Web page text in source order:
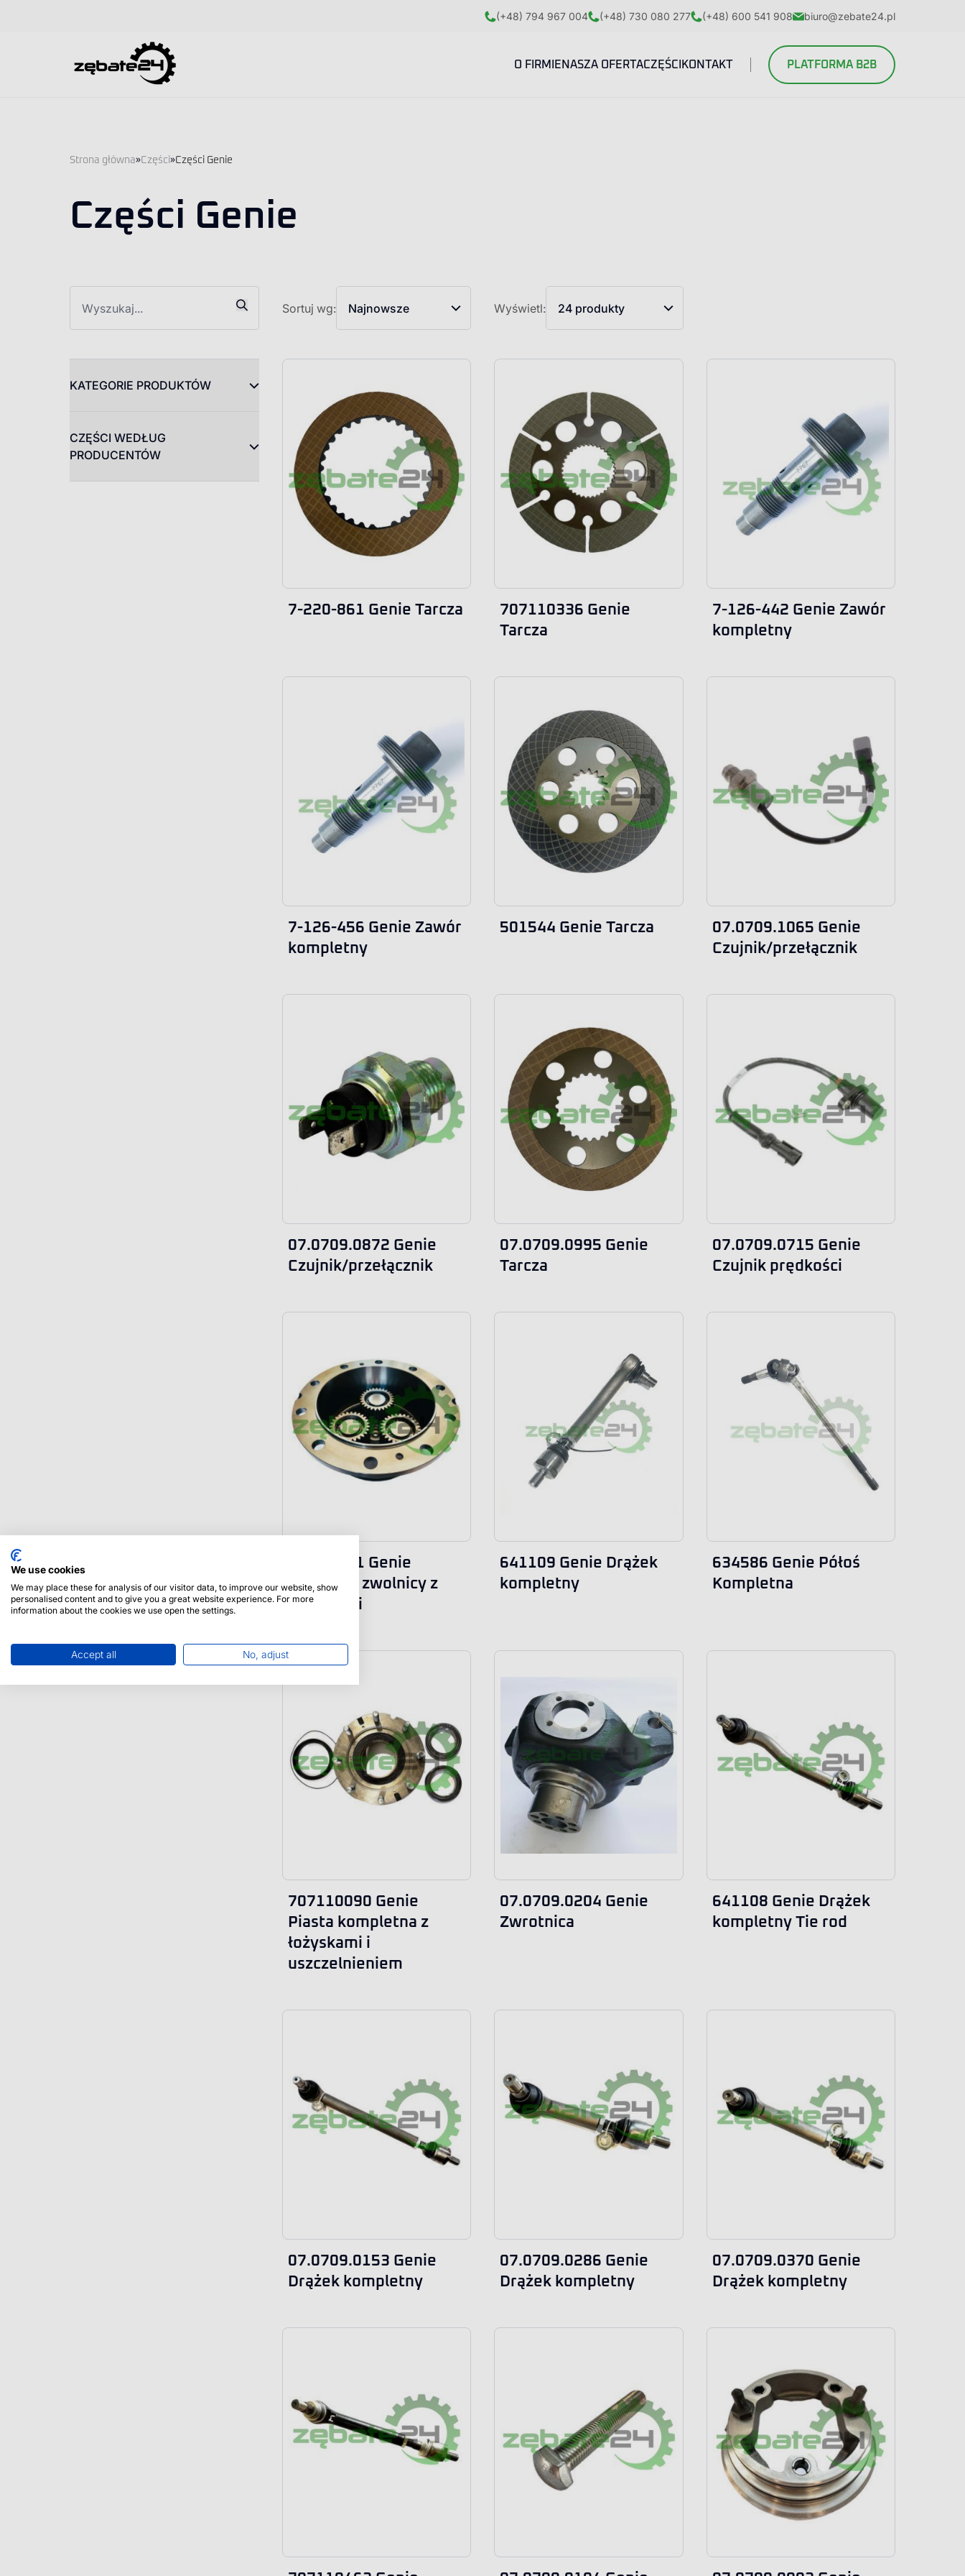
(+48) 794 967 004 (+48) 730 080 277 (+48) 600 541 908 biuro@zebate24.pl
O FIRMIE NASZA OFERTACZĘŚCI KONTAKT PLATFORMA B2B
Strona główna»Części»Części Genie
Części Genie
Sortuj wg: Najnowsze Wyświetl: 24 produkty
KATEGORIE PRODUKTÓW
CZĘŚCI WEDŁUG
PRODUCENTÓW
7-220-861 Genie Tarcza
707110336 Genie
Tarcza
7-126-442 Genie Zawór
kompletny
7-126-456 Genie Zawór
kompletny
501544 Genie Tarcza
07.0709.1065 Genie
Czujnik/przełącznik
07.0709.0872 Genie
Czujnik/przełącznik
07.0709.0995 Genie
Tarcza
07.0709.0715 Genie
Czujnik prędkości
7-229-931 Genie
Obudowa zwolnicy z
satelitami
641109 Genie Drążek
kompletny
634586 Genie Półoś
Kompletna
707110090 Genie
Piasta kompletna z
łożyskami i
uszczelnieniem
07.0709.0204 Genie
Zwrotnica
641108 Genie Drążek
kompletny Tie rod
07.0709.0153 Genie
Drążek kompletny
07.0709.0286 Genie
Drążek kompletny
07.0709.0370 Genie
Drążek kompletny
We use cookies
We may place these for analysis of our visitor data, to improve our website, show
personalised content and to give you a great website experience. For more
information about the cookies we use open the settings.
Accept all No, adjust